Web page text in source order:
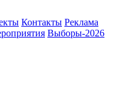
Контакты Реклама
Выборы-2026